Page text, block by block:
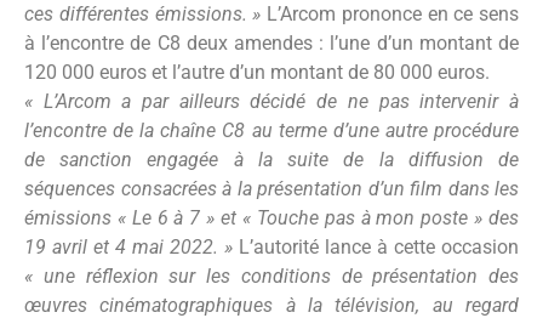
ces différentes émissions. » L’Arcom prononce en ce sens
à l’encontre de C8 deux amendes : l’une d’un montant de
120 000 euros et l’autre d’un montant de 80 000 euros.
« L’Arcom a par ailleurs décidé de ne pas intervenir à
l’encontre de la chaîne C8 au terme d’une autre procédure
de sanction engagée à la suite de la diffusion de
séquences consacrées à la présentation d’un film dans les
émissions « Le 6 à 7 » et « Touche pas à mon poste » des
19 avril et 4 mai 2022. » L’autorité lance à cette occasion
« une réflexion sur les conditions de présentation des
œuvres cinématographiques à la télévision, au regard